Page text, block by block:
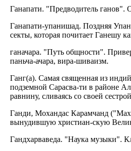
Ганапати. "Предводитель
Ганапати-упанишад. Поздняя
секты, которая почитает Ганешу
ганачара. "Путь общности".
паньча-ачара, вира-шиваизм.
Ганг(а). Самая священная из
подземной Сарасва-ти в районе
равнину, сливаясь со своей
Ганди, Мохандас Карамчанд
вынудившую христиан-скую
Гандхарваведа. "Наука музыки".